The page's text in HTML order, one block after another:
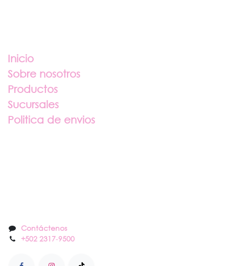
Inicio
Sobre nosotros
Productos
Sucursales
Politica de envios
Contáctenos
+502 2317-9500